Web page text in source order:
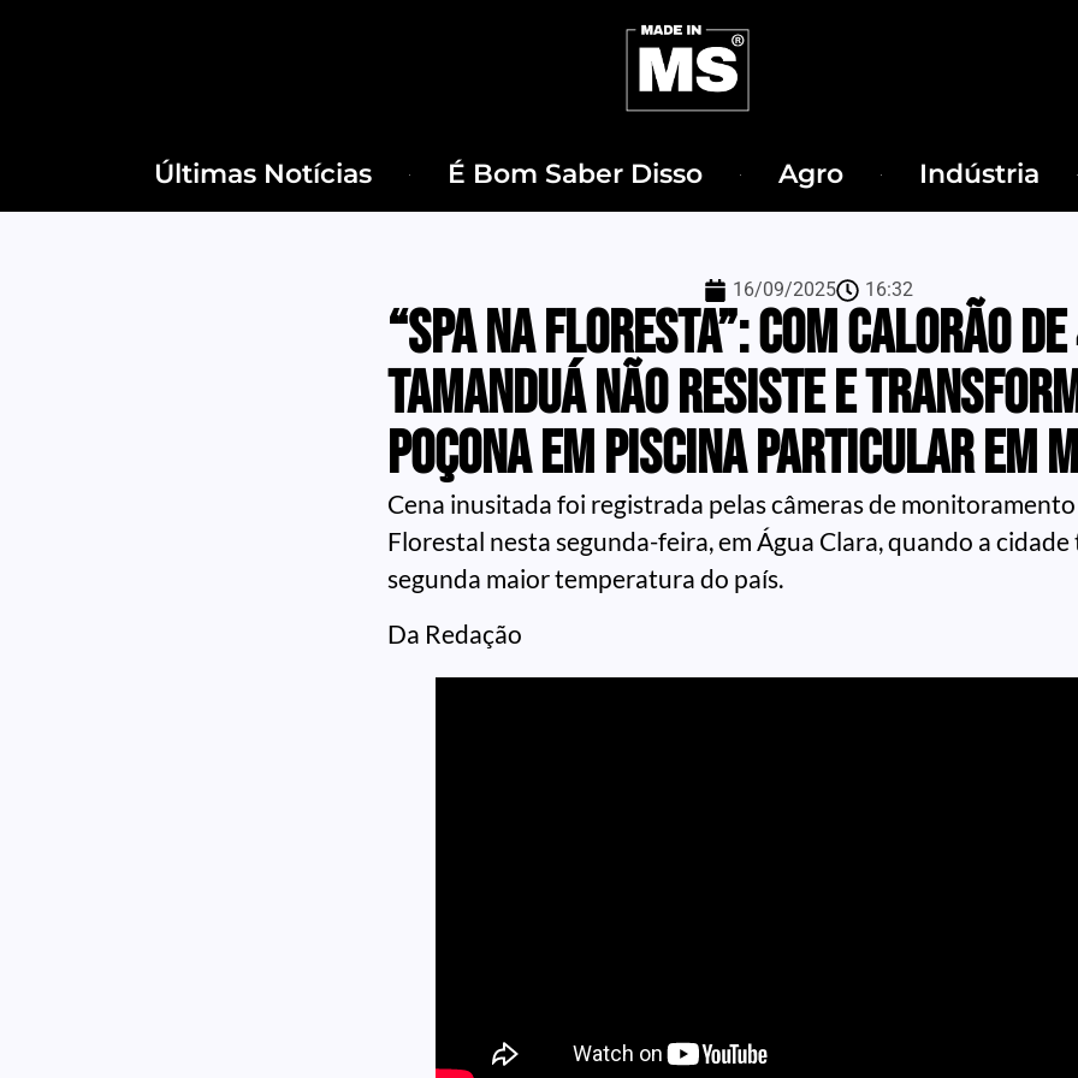
Últimas Notícias É Bom Saber Disso Agro Indústria
16/09/2025 16:32
“Spa na floresta”: com calorão de
tamanduá não resiste e
poçona em piscina particular em
Cena inusitada foi registrada pelas câmeras de
Florestal nesta segunda-feira, em Água Clara, quando a cidade
segunda maior temperatura do país.
Da Redação